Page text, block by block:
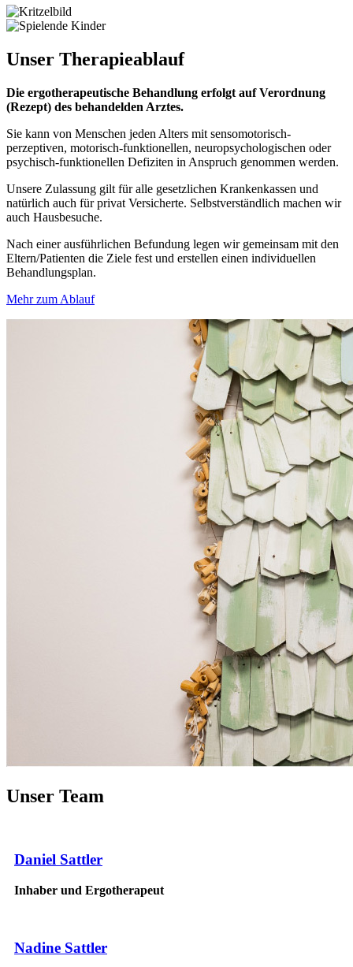
Unser Therapieablauf
Die ergotherapeutische Behandlung erfolgt auf Verordnung
(Rezept) des behandelden Arztes.
Sie kann von Menschen jeden Alters mit sensomotorisch-
perzeptiven, motorisch-funktionellen, neuropsychologischen oder
psychisch-funktionellen Defiziten in Anspruch genommen werden.
Unsere Zulassung gilt für alle gesetzlichen Krankenkassen und
natürlich auch für privat Versicherte. Selbstverständlich machen wir
auch Hausbesuche.
Nach einer ausführlichen Befundung legen wir gemeinsam mit den
Eltern/Patienten die Ziele fest und erstellen einen individuellen
Behandlungsplan.
Mehr zum Ablauf
Unser Team
Daniel Sattler
Inhaber und Ergotherapeut
Nadine Sattler